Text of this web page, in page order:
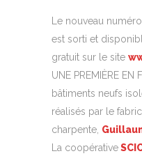
Le nouveau
est sorti et
gratuit sur le site
UNE PREMIÈRE
bâtiments neufs
réalisés par le
charpente,
La coopérative